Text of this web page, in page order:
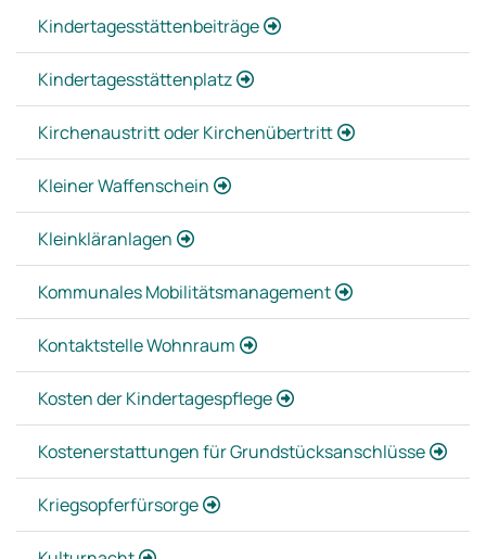
Kindertagesstättenbeiträge
Kindertagesstättenplatz
Kirchenaustritt oder Kirchenübertritt
Kleiner Waffenschein
Kleinkläranlagen
Kommunales Mobilitätsmanagement
Kontaktstelle Wohnraum
Kosten der Kindertagespflege
Kostenerstattungen für Grundstücksanschlüsse
Kriegsopferfürsorge